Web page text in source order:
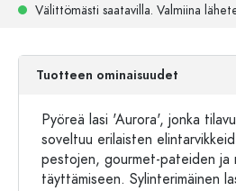
Välittömästi saatavilla. Valmiina
Tuotteen ominaisuudet
Pyöreä lasi 'Aurora', jonka
soveltuu erilaisten
pestojen, gourmet-pateiden ja
täyttämiseen. Sylinterimäinen